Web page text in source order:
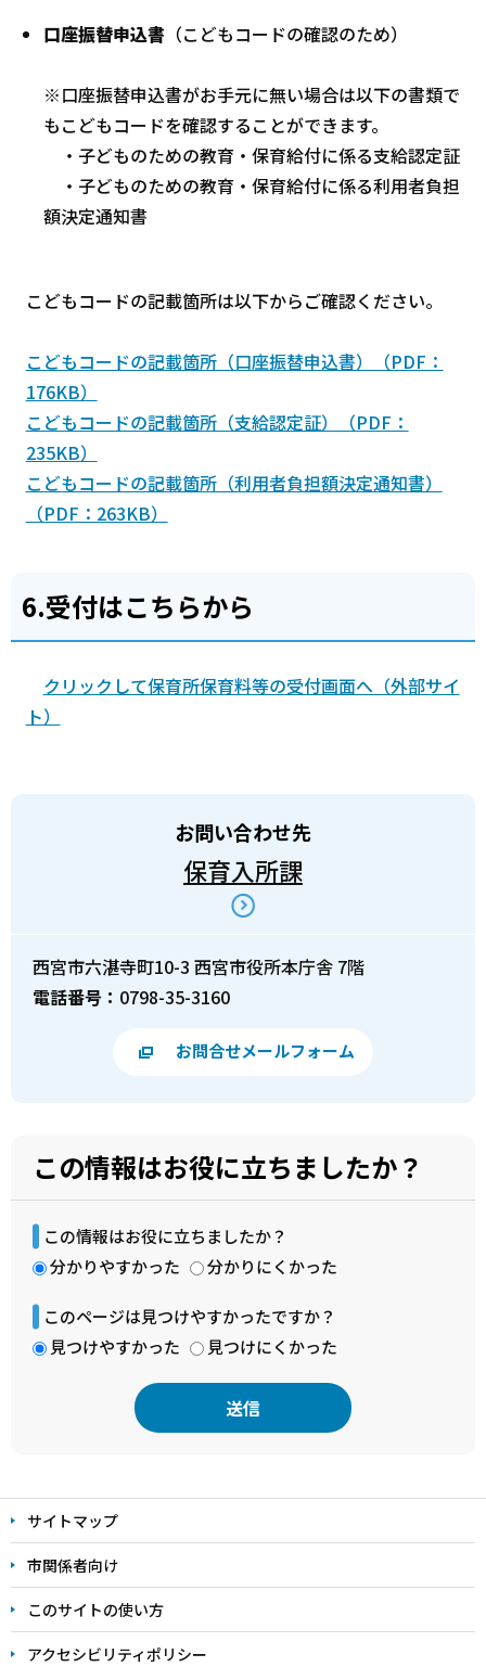
口座振替申込書 （こどもコードの確認のため）
※口座振替申込書がお手元に無い場合は以下の書類で
もこどもコードを確認することができます。
・子どものための教育・保育給付に係る支給認定証
・子どものための教育・保育給付に係る利用者負担
額決定通知書
こどもコードの記載箇所は以下からご確認ください。
こどもコードの記載箇所（口座振替申込書）（PDF：
176KB）
こどもコードの記載箇所（支給認定証）（PDF：
235KB）
こどもコードの記載箇所（利用者負担額決定通知書）
（PDF：263KB）
6.受付はこちらから
クリックして保育所保育料等の受付画面へ（外部サイ
ト）
お問い合わせ先
保育入所課
西宮市六湛寺町10-3 西宮市役所本庁舎 7階
電話番号： 0798-35-3160
お問合せメールフォーム
この情報はお役に立ちましたか？
この情報はお役に立ちましたか？
分かりやすかった
分かりにくかった
このページは見つけやすかったですか？
見つけやすかった
見つけにくかった
文
こ
こ
ま
で
サイトマップ
市関係者向け
このサイトの使い方
アクセシビリティポリシー